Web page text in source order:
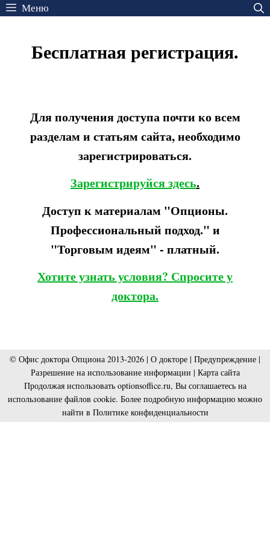
Перейти
Меню
Бесплатная регистрация.
Для получения доступа почти ко всем
разделам и статьям сайта, необходимо
зарегистрироваться.
Зарегистрируйся здесь.
Доступ к материалам "Опционы.
Профессиональный подход." и
"Торговым идеям" - платный.
Хотите узнать условия? Спросите у
доктора.
© Офис доктора Опциона 2013-2026 | О докторе | Предупреждение |
Разрешение на использование информации | Карта сайта
Продолжая использовать optionsoffice.ru, Вы соглашаетесь на
использование файлов cookie. Более подробную информацию можно
найти в Политике конфиденциальности